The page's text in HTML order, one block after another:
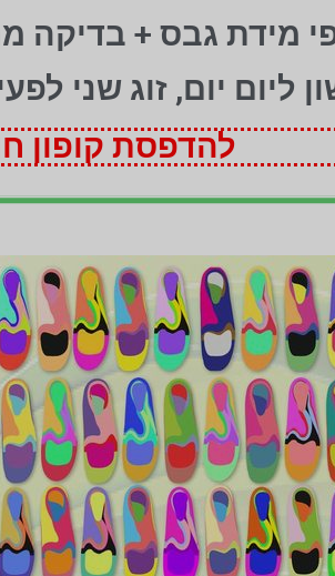
מידת גבס + בדיקה
ליום יום, זוג שני
להדפסת קופון